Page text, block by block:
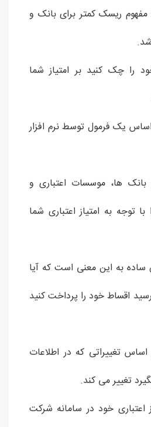
مفهوم ریسک کمتر برای بانک و
را چک کنید بر امتیاز شما
اساس یک فرمول توسط نرم افزار
بانک ها، موسسات اعتباری و
توجه به امتیاز اعتباری شما
ساده به این معنی است که آیا
اقساط خود را پرداخت کنید
اساس تغییراتی که در اطلاعات
تغییر می کند.
اعتباری خود در سامانه شرکت